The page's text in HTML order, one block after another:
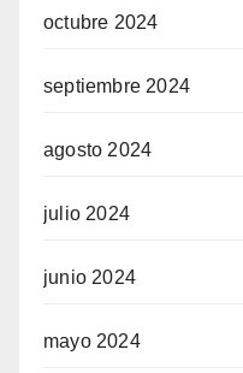
siteler
octubre 2024
septiembre 2024
agosto 2024
julio 2024
junio 2024
mayo 2024